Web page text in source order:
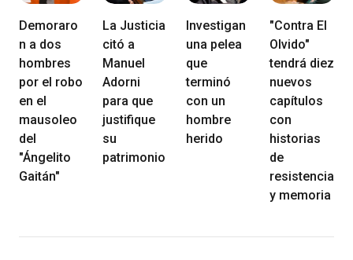
Demoraro
n a dos
hombres
por el robo
en el
mausoleo
del
"Ángelito
Gaitán"
La Justicia
citó a
Manuel
Adorni
para que
justifique
su
patrimonio
Investigan
una pelea
que
terminó
con un
hombre
herido
"Contra El
Olvido"
tendrá diez
nuevos
capítulos
con
historias
de
resistencia
y memoria